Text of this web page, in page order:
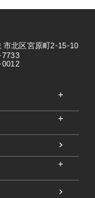
市北区宮原町2-15-10
7733
0012